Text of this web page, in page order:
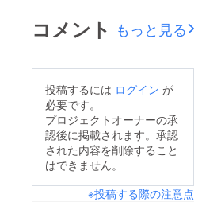
ます！良かったらどん
どん広げて頂けると嬉
げてもらっても構いま
せんので、よろしくお
願いします！！
https://camp-
fire.jp/projects/view/23
6598
当にありがとうござい
ました！前回の投稿か
ナウイルスも少し落ち
着きつつありますの
で、私たちも今回作業
に入れそうなので第二
なりました！詳しく
コメント もっと見る
投稿するには ログイン が
必要です。
プロジェクトオーナーの承
認後に掲載されます。承認
された内容を削除すること
はできません。
※投稿する際の注意点